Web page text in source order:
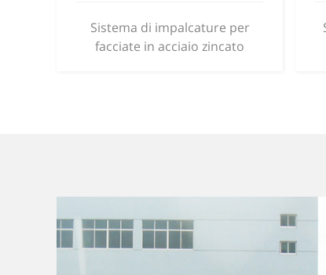
Sistema di impalcature per
facciate in acciaio zincato